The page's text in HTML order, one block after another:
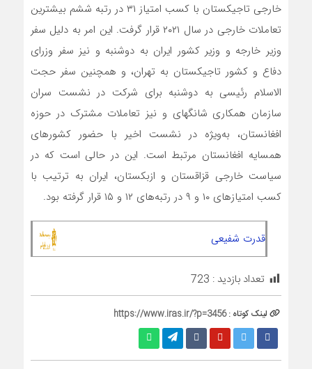
خارجی تاجیکستان با کسب امتیاز ۳۱ در رتبه ششم بیشترین
تعاملات خارجی در سال ۲۰۲۱ قرار گرفت. این امر به دلیل سفر
وزیر خارجه و وزیر کشور ایران به دوشنبه و نیز سفر وزرای
دفاع و کشور تاجیکستان به تهران، و همچنین سفر حجت
الاسلام رئیسی به دوشنبه برای شرکت در نشست سران
سازمان همکاری شانگهای و نیز تعاملات مشترک در حوزه
افغانستان، به‌ویژه در نشست اخیر با حضور کشورهای
همسایه افغانستان مرتبط است. این در حالی است که در
سیاست خارجی قزاقستان و ازبکستان، ایران به ترتیب با
کسب امتیازهای ۱۰ و ۹ در رتبه‌های ۱۲ و ۱۵ قرار گرفته بود.
قدرت شفیعی
تعداد بازدید : 723
لینک کوتاه :https://www.iras.ir/?p=3456